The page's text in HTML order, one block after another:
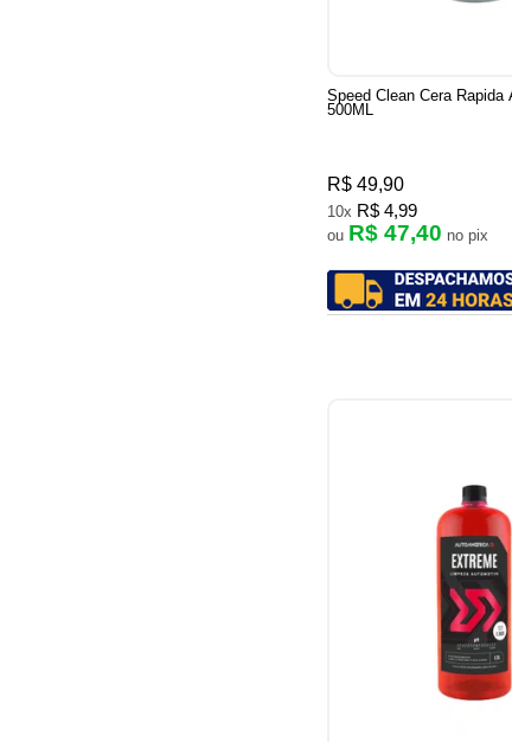
Speed Clean Cera Rapida
500ML
R$ 49,90
10x R$ 4,99
ou R$ 47,40 no pix